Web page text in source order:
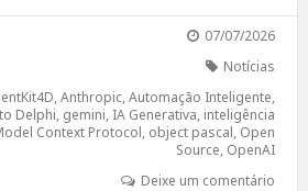
07/07/2026
Notícias
,Anthropic,Automação Inteligente,
Delphi, gemini, IA Generativa, inteligência
Context Protocol, object pascal, Open
Source, OpenAI
Deixe um comentário